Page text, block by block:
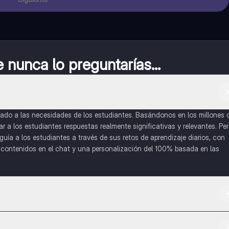
nunca lo preguntarías...
a las necesidades de los estudiantes. Basándonos en los millones
a los estudiantes respuestas realmente significativas y relevantes.
a los estudiantes a través de sus retos de aprendizaje diarios, con
en el chat y una personalización del 100% basada en las